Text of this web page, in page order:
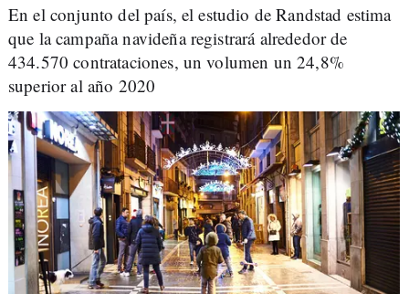
En el conjunto del país, el estudio de Randstad estima
que la campaña navideña registrará alrededor de
434.570 contrataciones, un volumen un 24,8%
superior al año 2020